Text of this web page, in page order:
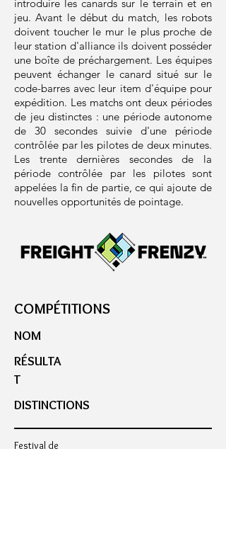
introduire les canards sur le terrain et en
jeu. Avant le début du match, les robots
doivent toucher le mur le plus proche de
leur station d'alliance ils doivent posséder
une boîte de préchargement. Les équipes
peuvent échanger le canard situé sur le
code-barres avec leur item d'équipe pour
expédition. Les matchs ont deux périodes
de jeu distinctes : une période autonome
de 30 secondes suivie d'une période
contrôlée par les pilotes de deux minutes.
Les trente dernières secondes de la
période contrôlée par les pilotes sont
appelées la fin de partie, ce qui ajoute de
nouvelles opportunités de pointage.
COMPÉTITIONS
NOM
RÉSULTA
T
DISTINCTIONS
Festival de